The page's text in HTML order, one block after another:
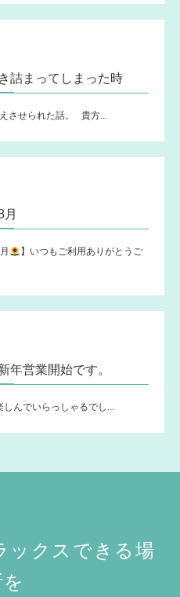
詰まってしまった時
させられた話。 貴方...
月
】いつもご利用ありがとうご
年営業開始です。
んでいらっしゃるでし...
ックスできる場